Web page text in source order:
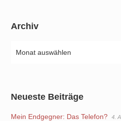
Archiv
Neueste Beiträge
Mein Endgegner: Das Telefon? 4.